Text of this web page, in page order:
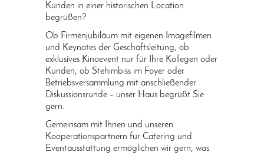
Kunden in einer historischen Location
begrüßen?
Ob Firmenjubiläum mit eigenen Imagefilmen
und Keynotes der Geschäftsleitung, ob
exklusives Kinoevent nur für Ihre Kollegen oder
Kunden, ob Stehimbiss im Foyer oder
Betriebsversammlung mit anschließender
Diskussionsrunde – unser Haus begrüßt Sie
gern.
Gemeinsam mit Ihnen und unseren
Kooperationspartnern für Catering und
Eventausstattung ermöglichen wir gern, was